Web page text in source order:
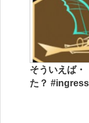
そういえば
た？